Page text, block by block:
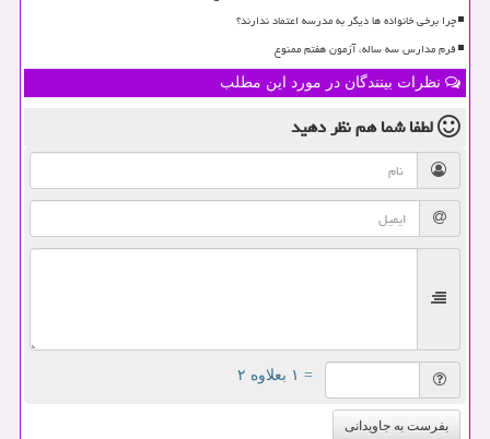
چرا برخی خانواده ها دیگر به مدرسه اعتماد ندارند؟
فرم مدارس سه ساله، آزمون هفتم ممنوع
نظرات بینندگان در مورد این مطلب
لطفا شما همنظر دهید
= ۱ بعلاوه ۲
بفرست به جاویدانی